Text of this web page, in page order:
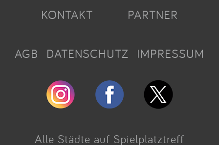
KONTAKT PARTNER
AGB DATENSCHUTZ IMPRESSUM
Alle Städte auf Spielplatztreff